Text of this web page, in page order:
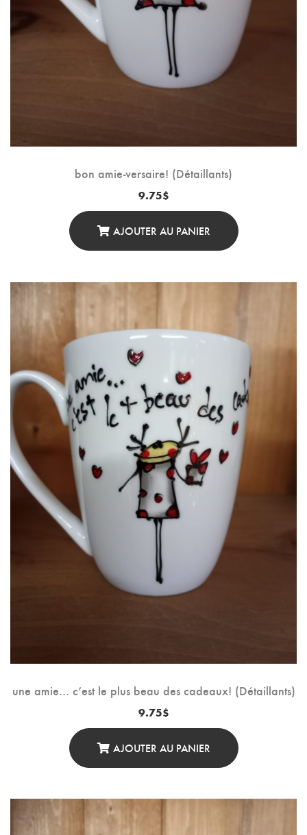
bon amie-versaire! (Détaillants)
9.75$
AJOUTER AU PANIER
une amie… c’est le plus beau des cadeaux! (Détaillants)
9.75$
AJOUTER AU PANIER